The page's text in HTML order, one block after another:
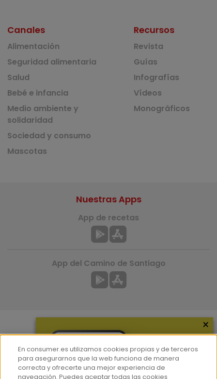
Canales
Alimentación
Seguridad alimentaria
Salud
Bebé e infancia
Medio ambiente y
solidaridad
Sociedad y consumo
Mascotas
Recursos
Revista
Guías
Infografías
Vídeos
Monográficos
Más información
¿Quiénes somos?
Hemeroteca
Nuestras Apps
App de recetas
App del Camino de Santiago
×
En consumer.es utilizamos cookies propias y de terceros
para asegurarnos que la web funciona de manera
correcta y ofrecerte una mejor experiencia de
navegación. Puedes aceptar todas las cookies